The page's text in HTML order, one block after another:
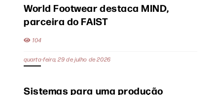
World Footwear destaca MIND,
parceira do FAIST
104
quarta-feira, 29 de julho de 2026
Sistemas para uma produção